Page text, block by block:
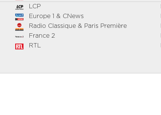
LCP
Europe 1 & CNews
Radio Classique & Paris Première
France 2
RTL